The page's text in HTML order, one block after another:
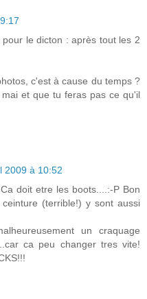
le dicton : après tout les 2
c'est à cause du temps ?
et que tu feras pas ce qu'il
2009 à 10:52
doit etre les boots....:-P Bon
(terrible!) y sont aussi
un craquage
ca peu changer tres vite!